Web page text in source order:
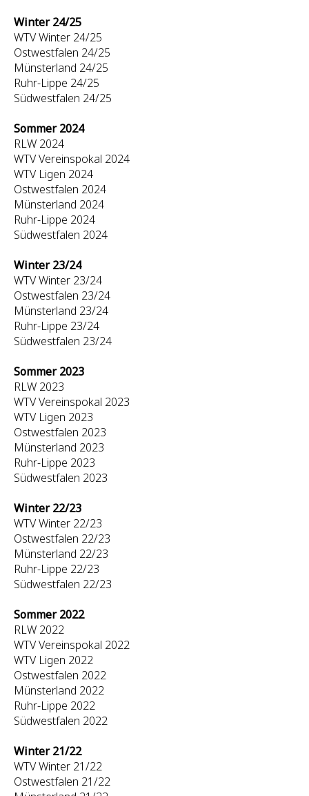
Winter 24/25
WTV Winter 24/25
Ostwestfalen 24/25
Münsterland 24/25
Ruhr-Lippe 24/25
Südwestfalen 24/25
Sommer 2024
RLW 2024
WTV Vereinspokal 2024
WTV Ligen 2024
Ostwestfalen 2024
Münsterland 2024
Ruhr-Lippe 2024
Südwestfalen 2024
Winter 23/24
WTV Winter 23/24
Ostwestfalen 23/24
Münsterland 23/24
Ruhr-Lippe 23/24
Südwestfalen 23/24
Sommer 2023
RLW 2023
WTV Vereinspokal 2023
WTV Ligen 2023
Ostwestfalen 2023
Münsterland 2023
Ruhr-Lippe 2023
Südwestfalen 2023
Winter 22/23
WTV Winter 22/23
Ostwestfalen 22/23
Münsterland 22/23
Ruhr-Lippe 22/23
Südwestfalen 22/23
Sommer 2022
RLW 2022
WTV Vereinspokal 2022
WTV Ligen 2022
Ostwestfalen 2022
Münsterland 2022
Ruhr-Lippe 2022
Südwestfalen 2022
Winter 21/22
WTV Winter 21/22
Ostwestfalen 21/22